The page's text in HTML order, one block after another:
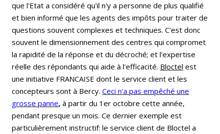
que l'Etat a considéré qu'il n'y a personne de plus qualifié
et bien informé que les agents des impôts pour traiter de
questions souvent complexes et techniques. C'est donc
souvent le dimensionnement des centres qui compromet
la rapidité de la réponse et du décroché; et l'expertise
réelle des répondants qui aide à l'efficacité. Bloctel est
une initiative FRANCAISE dont le service client et les
concepteurs sont à Bercy. Ceci n'a pas empêché une
grosse panne, à partir du 1er octobre cette année,
pendant presque un mois. Ce dernier exemple est
particulièrement instructif: le service client de Bloctel a